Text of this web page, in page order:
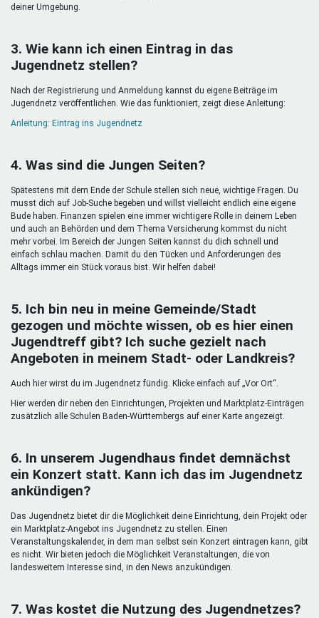
deiner Umgebung.
3. Wie kann ich einen Eintrag in das
Jugendnetz stellen?
Nach der Registrierung und Anmeldung kannst du eigene Beiträge im
Jugendnetz veröffentlichen. Wie das funktioniert, zeigt diese Anleitung:
Anleitung: Eintrag ins Jugendnetz
4. Was sind die Jungen Seiten?
Spätestens mit dem Ende der Schule stellen sich neue, wichtige Fragen. Du
musst dich auf Job-Suche begeben und willst vielleicht endlich eine eigene
Bude haben. Finanzen spielen eine immer wichtigere Rolle in deinem Leben
und auch an Behörden und dem Thema Versicherung kommst du nicht
mehr vorbei. Im Bereich der Jungen Seiten kannst du dich schnell und
einfach schlau machen. Damit du den Tücken und Anforderungen des
Alltags immer ein Stück voraus bist. Wir helfen dabei!
5. Ich bin neu in meine Gemeinde/Stadt
gezogen und möchte wissen, ob es hier einen
Jugendtreff gibt? Ich suche gezielt nach
Angeboten in meinem Stadt- oder Landkreis?
Auch hier wirst du im Jugendnetz fündig. Klicke einfach auf „Vor Ort“.
Hier werden dir neben den Einrichtungen, Projekten und Marktplatz-Einträgen
zusätzlich alle Schulen Baden-Württembergs auf einer Karte angezeigt.
6. In unserem Jugendhaus findet demnächst
ein Konzert statt. Kann ich das im Jugendnetz
ankündigen?
Das Jugendnetz bietet dir die Möglichkeit deine Einrichtung, dein Projekt oder
ein Marktplatz-Angebot ins Jugendnetz zu stellen. Einen
Veranstaltungskalender, in dem man selbst sein Konzert eintragen kann, gibt
es nicht. Wir bieten jedoch die Möglichkeit Veranstaltungen, die von
landesweitem Interesse sind, in den News anzukündigen.
7. Was kostet die Nutzung des Jugendnetzes?